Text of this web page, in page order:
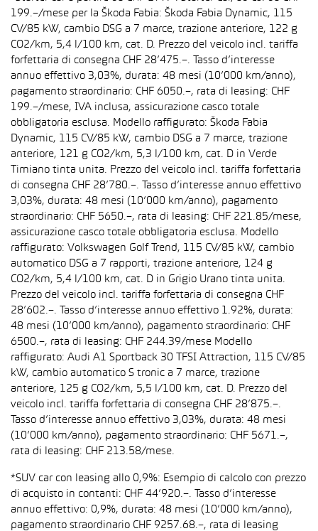
199.–/mese per la Škoda Fabia: Škoda Fabia Dynamic, 115
CV/85 kW, cambio DSG a 7 marce, trazione anteriore, 122 g
CO2/km, 5,4 l/100 km, cat. D. Prezzo del veicolo incl. tariffa
forfettaria di consegna CHF 28’475.–. Tasso d’interesse
annuo effettivo 3,03%, durata: 48 mesi (10’000 km/anno),
pagamento straordinario: CHF 6050.–, rata di leasing: CHF
199.–/mese, IVA inclusa, assicurazione casco totale
obbligatoria esclusa. Modello raffigurato: Škoda Fabia
Dynamic, 115 CV/85 kW, cambio DSG a 7 marce, trazione
anteriore, 121 g CO2/km, 5,3 l/100 km, cat. D in Verde
Timiano tinta unita. Prezzo del veicolo incl. tariffa forfettaria
di consegna CHF 28’780.–. Tasso d’interesse annuo effettivo
3,03%, durata: 48 mesi (10’000 km/anno), pagamento
straordinario: CHF 5650.–, rata di leasing: CHF 221.85/mese,
assicurazione casco totale obbligatoria esclusa. Modello
raffigurato: Volkswagen Golf Trend, 115 CV/85 kW, cambio
automatico DSG a 7 rapporti, trazione anteriore, 124 g
CO2/km, 5,4 l/100 km, cat. D in Grigio Urano tinta unita.
Prezzo del veicolo incl. tariffa forfettaria di consegna CHF
28’602.–. Tasso d’interesse annuo effettivo 1.92%, durata:
48 mesi (10’000 km/anno), pagamento straordinario: CHF
6500.–, rata di leasing: CHF 244.39/mese Modello
raffigurato: Audi A1 Sportback 30 TFSI Attraction, 115 CV/85
kW, cambio automatico S tronic a 7 marce, trazione
anteriore, 125 g CO2/km, 5,5 l/100 km, cat. D. Prezzo del
veicolo incl. tariffa forfettaria di consegna CHF 28’875.–.
Tasso d’interesse annuo effettivo 3,03%, durata: 48 mesi
(10’000 km/anno), pagamento straordinario: CHF 5671.–,
rata di leasing: CHF 213.58/mese.
*SUV car con leasing allo 0,9%: Esempio di calcolo con prezzo
di acquisto in contanti: CHF 44’920.–. Tasso d’interesse
annuo effettivo: 0,9%, durata: 48 mesi (10’000 km/anno),
pagamento straordinario CHF 9257.68.–, rata di leasing